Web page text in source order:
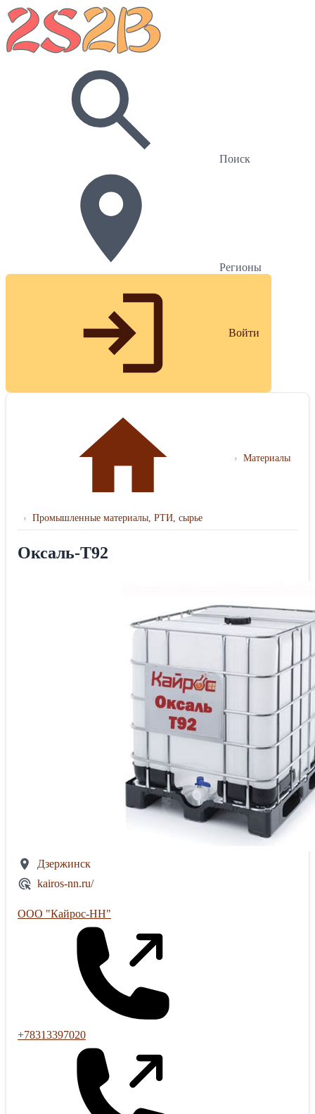
Поиск
Регионы
Войти
› Материалы
› Промышленные материалы, РТИ, сырье
Оксаль-Т92
Дзержинск
kairos-nn.ru/
ООО "Кайрос-НН"
+78313397020